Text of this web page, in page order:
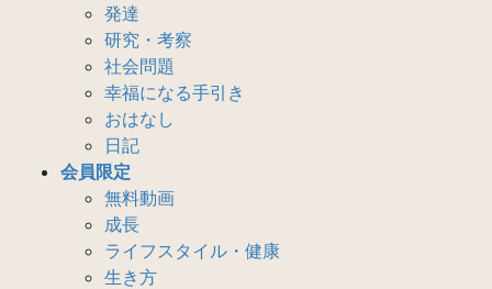
発達
研究・考察
社会問題
幸福になる手引き
おはなし
日記
会員限定
無料動画
成長
ライフスタイル・健康
生き方